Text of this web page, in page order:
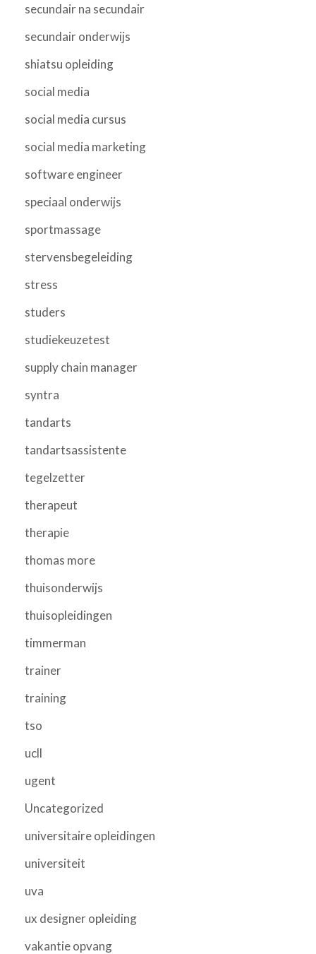
secundair na secundair
secundair onderwijs
shiatsu opleiding
social media
social media cursus
social media marketing
software engineer
speciaal onderwijs
sportmassage
stervensbegeleiding
stress
studers
studiekeuzetest
supply chain manager
syntra
tandarts
tandartsassistente
tegelzetter
therapeut
therapie
thomas more
thuisonderwijs
thuisopleidingen
timmerman
trainer
training
tso
ucll
ugent
Uncategorized
universitaire opleidingen
universiteit
uva
ux designer opleiding
vakantie opvang